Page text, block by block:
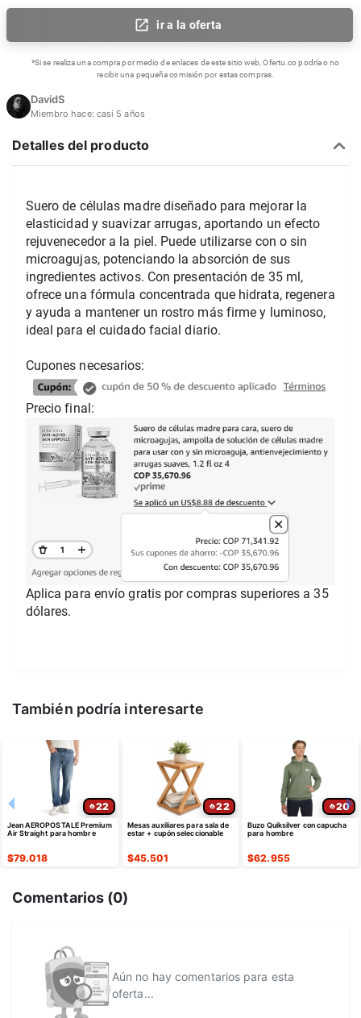
ir a la oferta
*Si se realiza una compra por medio de enlaces de este sitio web, Ofertu.co podría o no
recibir una pequeña comisión por estas compras.
DavidS
Miembro hace: casi 5 años
Detalles del producto
Suero de células madre diseñado para mejorar la
elasticidad y suavizar arrugas, aportando un efecto
rejuvenecedor a la piel. Puede utilizarse con o sin
microagujas, potenciando la absorción de sus
ingredientes activos. Con presentación de 35 ml,
ofrece una fórmula concentrada que hidrata, regenera
y ayuda a mantener un rostro más firme y luminoso,
ideal para el cuidado facial diario.
Cupones necesarios:
Precio final:
Aplica para envío gratis por compras superiores a 35
dólares.
También podría interesarte
22
Jean AEROPOSTALE Premium
Air Straight para hombre
$79.018
22
Mesas auxiliares para sala de
estar + cupón seleccionable
$45.501
20
Buzo Quiksilver con capucha
para hombre
$62.955
Comentarios (0)
Aún no hay comentarios para esta
oferta...